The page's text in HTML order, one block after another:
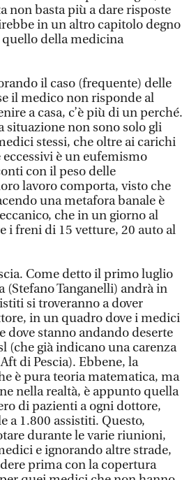
non basta più a dare risposte
in un altro capitolo degno
della medicina
il caso (frequente) delle
il medico non risponde al
a casa, c’è più di un perché.
situazione non sono solo gli
stessi, che oltre ai carichi
è un eufemismo
con il peso delle
lavoro comporta, visto che
una metafora banale è
che in un giorno al
i freni di 15 vetture, 20 auto al
Come detto il primo luglio
Tanganelli) andrà in
si troveranno a dover
in un quadro dove i medici
dove stanno andando deserte
(che già indicano una carenza
di Pescia). Ebbene, la
è pura teoria matematica, ma
nella realtà, è appunto quella
di pazienti a ogni dottore,
a 1.800 assistiti. Questo,
durante le varie riunioni,
e ignorando altre strade,
prima con la copertura